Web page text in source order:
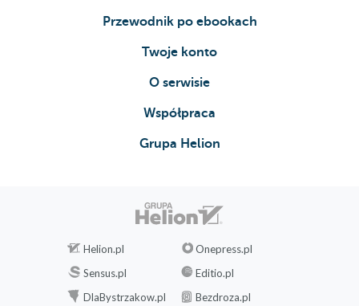
Przewodnik po ebookach
Twoje konto
O serwisie
Współpraca
Grupa Helion
Helion.pl
Onepress.pl
Sensus.pl
Editio.pl
DlaBystrzakow.pl
Bezdroza.pl